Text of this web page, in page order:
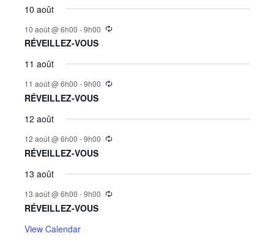
10 août
10 août @ 6h00 -9h00
RÉVEILLEZ-VOUS
11 août
11 août @ 6h00 -9h00
RÉVEILLEZ-VOUS
12 août
12 août @ 6h00 -9h00
RÉVEILLEZ-VOUS
13 août
13 août @ 6h00 -9h00
RÉVEILLEZ-VOUS
View Calendar